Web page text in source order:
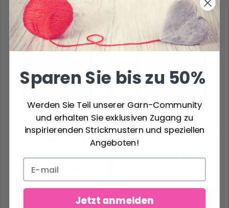
257-8 DANCING
DARLING TOP BY
Preis ab7.25 €
Alle Optionen ansehen
268-29 SHY DAFFODIL
SWEATER BY DROPS
Alle Optionen ansehen
Sparen Sie bis zu 50%
Werden Sie Teil unserer Garn-Community
und erhalten Sie exklusiven Zugang zu
inspirierenden Strickmustern und speziellen
Angeboten!
Jetzt anmelden